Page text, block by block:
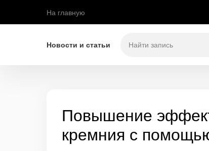
На главную
Новости и статьи
Повышение
кремния с